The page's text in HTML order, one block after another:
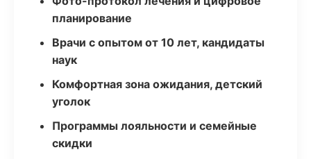
планирование
Врачи с опытом от 10 лет, кандидаты
наук
Комфортная зона ожидания, детский
уголок
Программы лояльности и семейные
скидки